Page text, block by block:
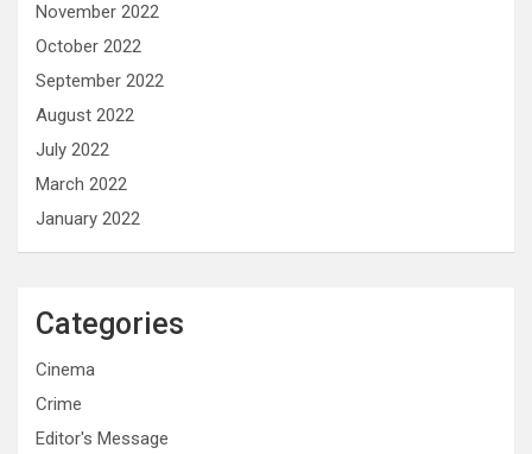
November 2022
October 2022
September 2022
August 2022
July 2022
March 2022
January 2022
Categories
Cinema
Crime
Editor's Message